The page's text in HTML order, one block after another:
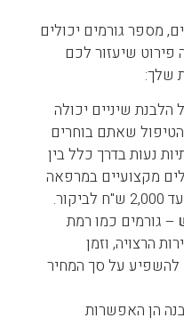
מספר גורמים יכולים
שיעזור לכם
שלך:
שיניים יכולה
שאתם בוחרים
נעות בדרך כלל בין
מקצועיים במרפאה
– גורמים כמו רמת
הרצויה, וזמן
להשפיע על סך המחיר
הן האפשרות